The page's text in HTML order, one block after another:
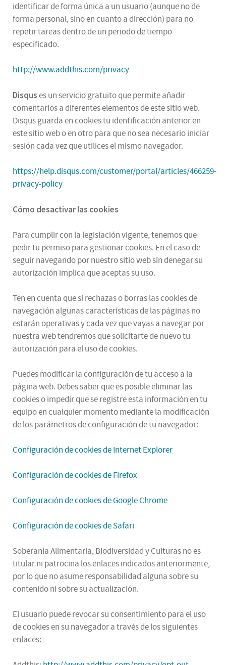
identificar de forma única a un usuario (aunque no de
forma personal, sino en cuanto a dirección) para no
repetir tareas dentro de un periodo de tiempo
especificado.
http://www.addthis.com/privacy
Disquses un servicio gratuito que permite añadir
comentarios a diferentes elementos de este sitio web.
Disqus guarda en cookies tu identificación anterior en
este sitio web o en otro para que no sea necesario iniciar
sesión cada vez que utilices el mismo navegador.
https://help.disqus.com/customer/portal/articles/466259-
privacy-policy
Cómo desactivar las cookies
Para cumplir con la legislación vigente, tenemos que
pedir tu permiso para gestionar cookies. En el caso de
seguir navegando por nuestro sitio web sin denegar su
autorización implica que aceptas su uso.
Ten en cuenta que si rechazas o borras las cookies de
navegación algunas características de las páginas no
estarán operativas y cada vez que vayas a navegar por
nuestra web tendremos que solicitarte de nuevo tu
autorización para el uso de cookies.
Puedes modificar la configuración de tu acceso a la
página web. Debes saber que es posible eliminar las
cookies o impedir que se registre esta información en tu
equipo en cualquier momento mediante la modificación
de los parámetros de configuración de tu navegador:
Configuración de cookies de Internet Explorer
Configuración de cookies de Firefox
Configuración de cookies de Google Chrome
Configuración de cookies de Safari
Soberanía Alimentaria, Biodiversidad y Culturas no es
titular ni patrocina los enlaces indicados anteriormente,
por lo que no asume responsabilidad alguna sobre su
contenido ni sobre su actualización.
El usuario puede revocar su consentimiento para el uso
de cookies en su navegador a través de los siguientes
enlaces: